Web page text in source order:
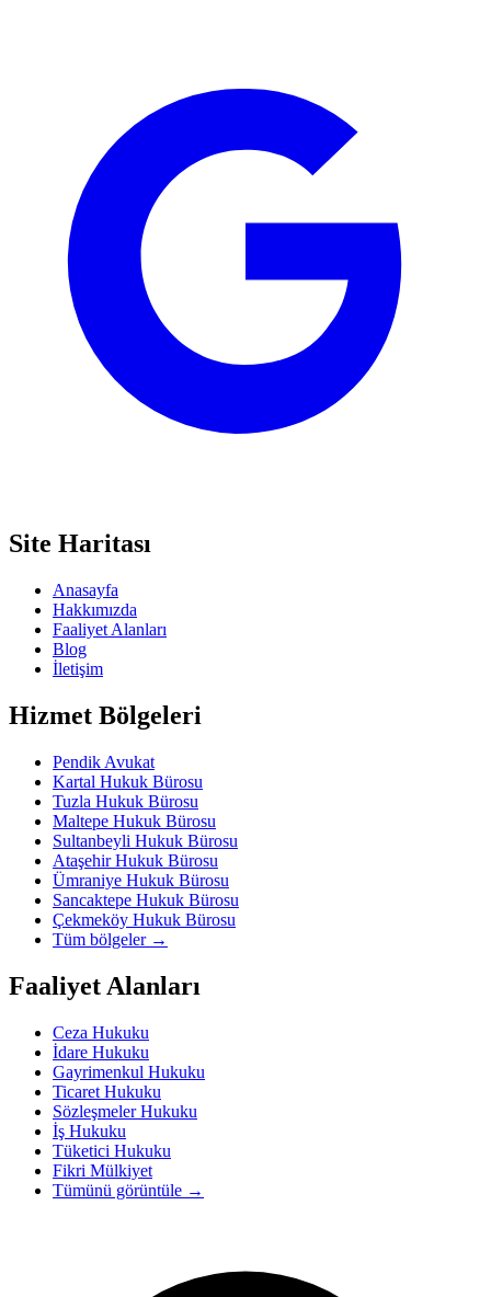
Site Haritası
Anasayfa
Hakkımızda
Faaliyet Alanları
Blog
İletişim
Hizmet Bölgeleri
Pendik Avukat
Kartal Hukuk Bürosu
Tuzla Hukuk Bürosu
Maltepe Hukuk Bürosu
Sultanbeyli Hukuk Bürosu
Ataşehir Hukuk Bürosu
Ümraniye Hukuk Bürosu
Sancaktepe Hukuk Bürosu
Çekmeköy Hukuk Bürosu
Tüm bölgeler →
Faaliyet Alanları
Ceza Hukuku
İdare Hukuku
Gayrimenkul Hukuku
Ticaret Hukuku
Sözleşmeler Hukuku
İş Hukuku
Tüketici Hukuku
Fikri Mülkiyet
Tümünü görüntüle →